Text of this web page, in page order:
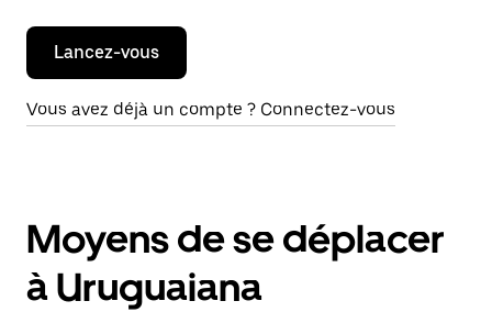
Lancez-vous
Vous avez déjà un compte ? Connectez-vous
Moyens de se déplacer
à Uruguaiana